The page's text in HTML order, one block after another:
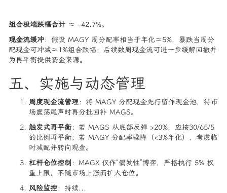
组合极端跌幅合计 ≈ –42.7%。
现金流缓冲：假设 MAGY 周分配率相当于年化≈5%，暴跌当周分
配现金可冲减≈1%组合跌幅；后续数周现金流可进一步缓解回撤并
为再平衡提供资金来源。
五、实施与动态管理
周度现金流管理：将 MAGY 分配现金先行留作现金池，待市
场震荡尾声时再分批回补 MAGS。
触发式再平衡：若 MAGS 从底部反弹 >20%，应按30/65/5
的比例再平衡；若 MAGY 分配率骤降（<3%年化），考虑临
时减配并转向现金。
杠杆仓位控制 ：MAGX 仅作“偶发性”博弈，严格执行 5% 权
重上限，不随市场上涨而扩大仓位。
风险监控：持续...